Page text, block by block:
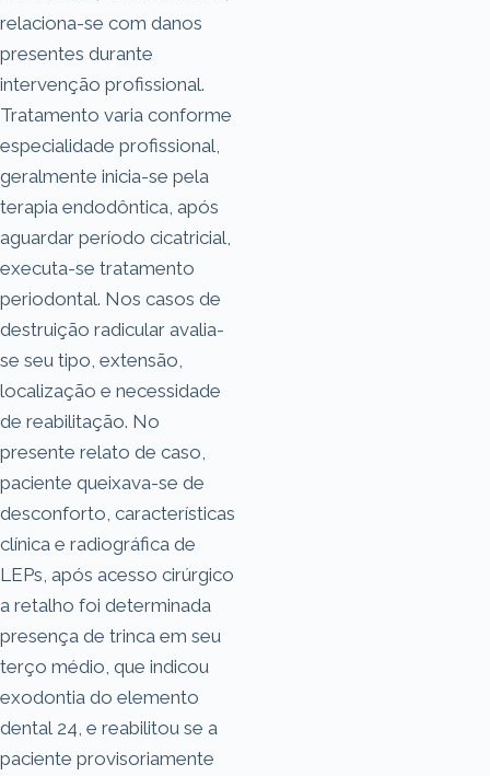
relaciona-se com danos
presentes durante
intervenção profissional.
Tratamento varia conforme
especialidade profissional,
geralmente inicia-se pela
terapia endodôntica, após
aguardar período cicatricial,
executa-se tratamento
periodontal. Nos casos de
destruição radicular avalia-
se seu tipo, extensão,
localização e necessidade
de reabilitação. No
presente relato de caso,
paciente queixava-se de
desconforto, características
clínica e radiográfica de
LEPs, após acesso cirúrgico
a retalho foi determinada
presença de trinca em seu
terço médio, que indicou
exodontia do elemento
dental 24, e reabilitou se a
paciente provisoriamente